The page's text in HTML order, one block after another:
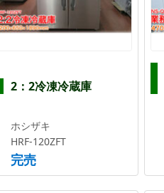
2：2冷凍冷蔵庫
ホシザキ
HRF-120ZFT
完売